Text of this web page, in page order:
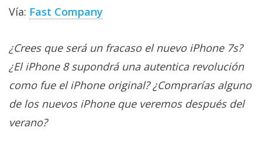
Vía: Fast Company
¿Crees que será un fracaso el nuevo iPhone 7s?
¿El iPhone 8 supondrá una autentica revolución
como fue el iPhone original? ¿Comprarías alguno
de los nuevos iPhone que veremos después del
verano?